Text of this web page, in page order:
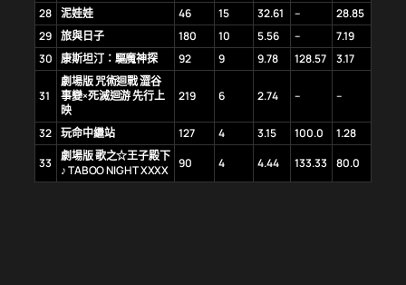
28 泥娃娃 46 15 32.61 –
28.85
29 旅與日子 180 10 5.56 –
7.19
30 康斯坦汀：驅魔神探 92 9 9.78 128.57 3.17
31
劇場版 咒術迴戰 澀谷
事變×死滅迴游 先行上
映
219 6 2.74 – –
32 玩命中繼站 127 4 3.15 100.0
1.28
33 劇場版 歌之☆王子殿下
♪ TABOO NIGHT XXXX
90 4 4.44 133.33 80.0